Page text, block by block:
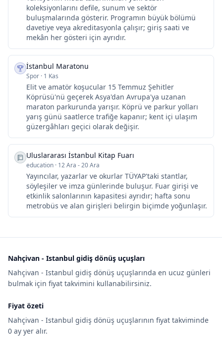
koleksiyonlarını defile, sunum ve sektör
buluşmalarında gösterir. Programın büyük bölümü
davetiye veya akreditasyonla çalışır; giriş saati ve
mekân her gösteri için ayrıdır.
İstanbul Maratonu
Spor · 1 Kas
Elit ve amatör koşucular 15 Temmuz Şehitler
Köprüsü'nü geçerek Asya'dan Avrupa'ya uzanan
maraton parkurunda yarışır. Köprü ve parkur yolları
yarış günü saatlerce trafiğe kapanır; kent içi ulaşım
güzergâhları geçici olarak değişir.
Uluslararası İstanbul Kitap Fuarı
education · 12 Ara - 20 Ara
Yayıncılar, yazarlar ve okurlar TÜYAP'taki stantlar,
söyleşiler ve imza günlerinde buluşur. Fuar girişi ve
etkinlik salonlarının kapasitesi ayrıdır; hafta sonu
metrobüs ve alan girişleri belirgin biçimde yoğunlaşır.
Nahçivan - Istanbul gidiş dönüş uçuşları
Nahçivan - Istanbul gidiş dönüş uçuşlarında en ucuz günleri
bulmak için fiyat takvimini kullanabilirsiniz.
Fiyat özeti
Nahçivan - Istanbul gidiş dönüş uçuşlarının fiyat takviminde
0 ay yer alır.